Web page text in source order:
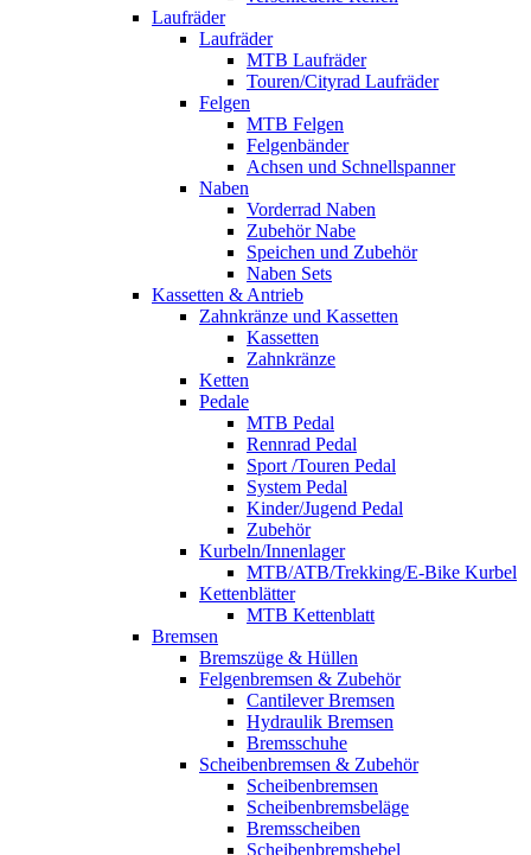
Laufräder
Laufräder
MTB Laufräder
Touren/Cityrad Laufräder
Felgen
MTB Felgen
Felgenbänder
Achsen und Schnellspanner
Naben
Vorderrad Naben
Zubehör Nabe
Speichen und Zubehör
Naben Sets
Kassetten & Antrieb
Zahnkränze und Kassetten
Kassetten
Zahnkränze
Ketten
Pedale
MTB Pedal
Rennrad Pedal
Sport /Touren Pedal
System Pedal
Kinder/Jugend Pedal
Zubehör
Kurbeln/Innenlager
MTB/ATB/Trekking/E-Bike Kurbel
Kettenblätter
MTB Kettenblatt
Bremsen
Bremszüge & Hüllen
Felgenbremsen & Zubehör
Cantilever Bremsen
Hydraulik Bremsen
Bremsschuhe
Scheibenbremsen & Zubehör
Scheibenbremsen
Scheibenbremsbeläge
Bremsscheiben
Scheibenbremshebel